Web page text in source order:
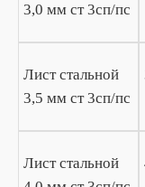
3,0 мм ст 3сп/пс
Лист стальной
3,5 мм ст 3сп/пс
Лист стальной